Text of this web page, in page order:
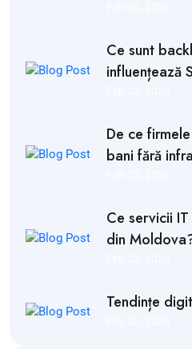
Ce sunt
influențează
De ce
bani fără
Ce servicii
din
Tendințe